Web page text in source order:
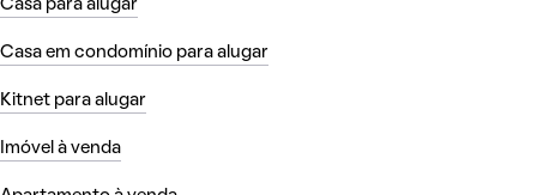
Casa para alugar
Casa em condomínio para alugar
Kitnet para alugar
Imóvel à venda